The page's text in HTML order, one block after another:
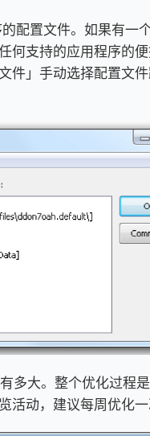
配置文件。如果有一
何支持的应用程序的
件」手动选择配置文
多大。整个优化过程是
动，建议每周优化一